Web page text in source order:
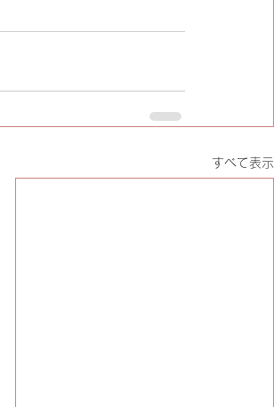
すべて表示